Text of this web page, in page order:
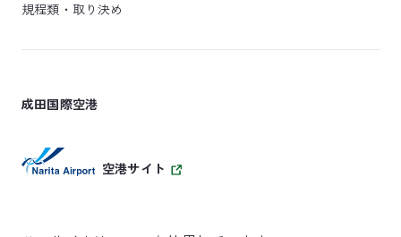
規程類・取り決め
成田国際空港
空港サイト